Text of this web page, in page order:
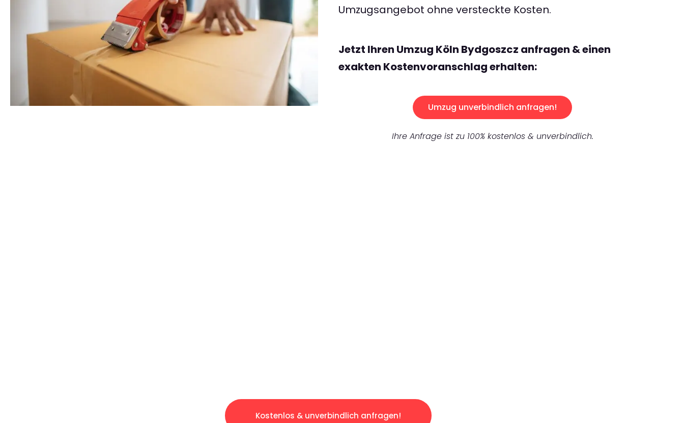
Umzugsangebot ohne versteckte Kosten.
Jetzt Ihren Umzug Köln Bydgoszcz anfragen & einen
exakten Kostenvoranschlag erhalten:
Umzug unverbindlich anfragen!
Ihre Anfrage ist zu 100% kostenlos & unverbindlich.
Kostenlos & unverbindlich anfragen!